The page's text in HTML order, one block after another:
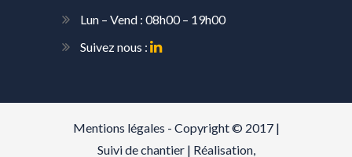
Lun – Vend : 08h00 – 19h00
Suivez nous :
Mentions légales - Copyright © 2017 |
Suivi de chantier| Réalisation,